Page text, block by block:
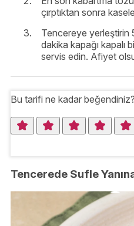
çırptıktan sonra
Tencereye yerleştirin
dakika kapağı kapalı
servis edin. Afiyet
Bu tarifi ne kadar beğendiniz?
Tencerede Sufle